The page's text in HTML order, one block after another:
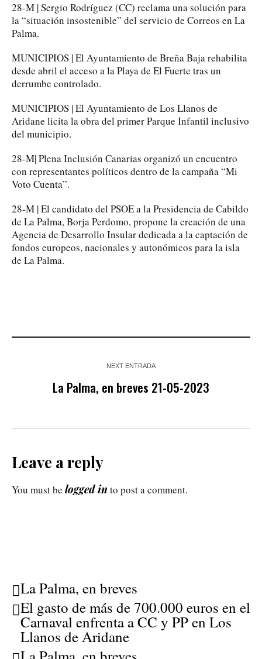
28-M | Sergio Rodríguez (CC) reclama una solución para
la “situación insostenible” del servicio de Correos en La
Palma.
MUNICIPIOS | El Ayuntamiento de Breña Baja rehabilita
desde abril el acceso a la Playa de El Fuerte tras un
derrumbe controlado.
MUNICIPIOS | El Ayuntamiento de Los Llanos de
Aridane licita la obra del primer Parque Infantil inclusivo
del municipio.
28-M| Plena Inclusión Canarias organizó un encuentro
con representantes políticos dentro de la campaña “Mi
Voto Cuenta”.
28-M | El candidato del PSOE a la Presidencia de Cabildo
de La Palma, Borja Perdomo, propone la creación de una
Agencia de Desarrollo Insular dedicada a la captación de
fondos europeos, nacionales y autonómicos para la isla
de La Palma.
NEXT ENTRADA
La Palma, en breves 21-05-2023
Leave a reply
You must be logged in to post a comment.
La Palma, en breves
El gasto de más de 700.000 euros en el
Carnaval enfrenta a CC y PP en Los
Llanos de Aridane